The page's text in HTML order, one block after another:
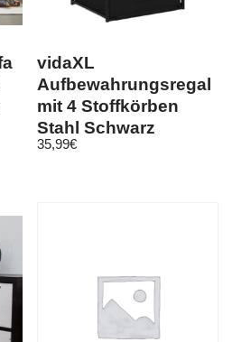
vidaXL
Aufbewahrungsregal
mit 4 Stoffkörben
Stahl Schwarz
35,99€